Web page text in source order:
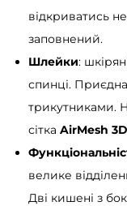
ь
відкриватись
заповнений.
Шлейки:
спинці.
трикутниками.
сітка AirMesh 3D
велике
Дві кишені з